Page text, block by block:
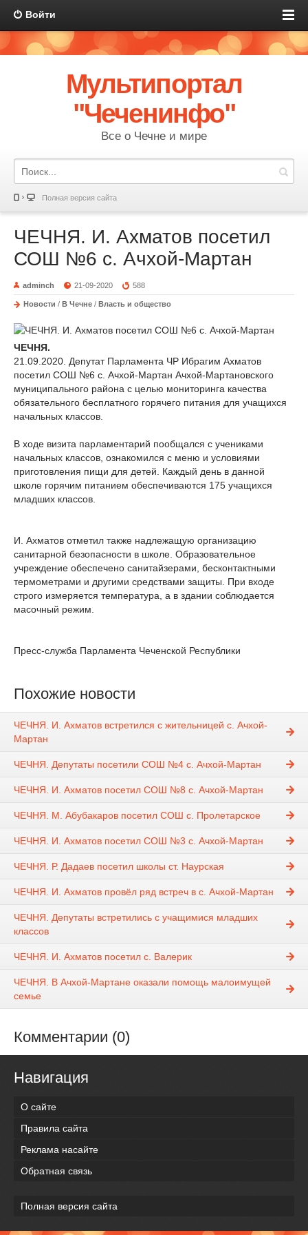
Войти
Мультипортал
"Чеченинфо"
Все о Чечне и мире
Полная версия сайта
ЧЕЧНЯ. И. Ахматов посетил
СОШ №6 с. Ачхой-Мартан
adminch 21-09-2020 588
Новости / В Чечне / Власть и общество
ЧЕЧНЯ.
21.09.2020. Депутат Парламента ЧР Ибрагим Ахматов
посетил СОШ №6 с. Ачхой-Мартан Ачхой-Мартановского
муниципального района с целью мониторинга качества
обязательного бесплатного горячего питания для учащихся
начальных классов.
В ходе визита парламентарий пообщался с учениками
начальных классов, ознакомился с меню и условиями
приготовления пищи для детей. Каждый день в данной
школе горячим питанием обеспечиваются 175 учащихся
младших классов.
И. Ахматов отметил также надлежащую организацию
санитарной безопасности в школе. Образовательное
учреждение обеспечено санитайзерами, бесконтактными
термометрами и другими средствами защиты. При входе
строго измеряется температура, а в здании соблюдается
масочный режим.
Пресс-служба Парламента Чеченской Республики
Похожие новости
ЧЕЧНЯ. И. Ахматов встретился с жительницей с. Ачхой-
Мартан
ЧЕЧНЯ. Депутаты посетили СОШ №4 с. Ачхой-Мартан
ЧЕЧНЯ. И. Ахматов посетил СОШ №8 с. Ачхой-Мартан
ЧЕЧНЯ. М. Абубакаров посетил СОШ с. Пролетарское
ЧЕЧНЯ. И. Ахматов посетил СОШ №3 с. Ачхой-Мартан
ЧЕЧНЯ. Р. Дадаев посетил школы ст. Наурская
ЧЕЧНЯ. И. Ахматов провёл ряд встреч в с. Ачхой-Мартан
ЧЕЧНЯ. Депутаты встретились с учащимися младших
классов
ЧЕЧНЯ. И. Ахматов посетил с. Валерик
ЧЕЧНЯ. В Ачхой-Мартане оказали помощь малоимущей
семье
Комментарии (0)
Навигация
О сайте
Правила сайта
Реклама насайте
Обратная связь
Полная версия сайта